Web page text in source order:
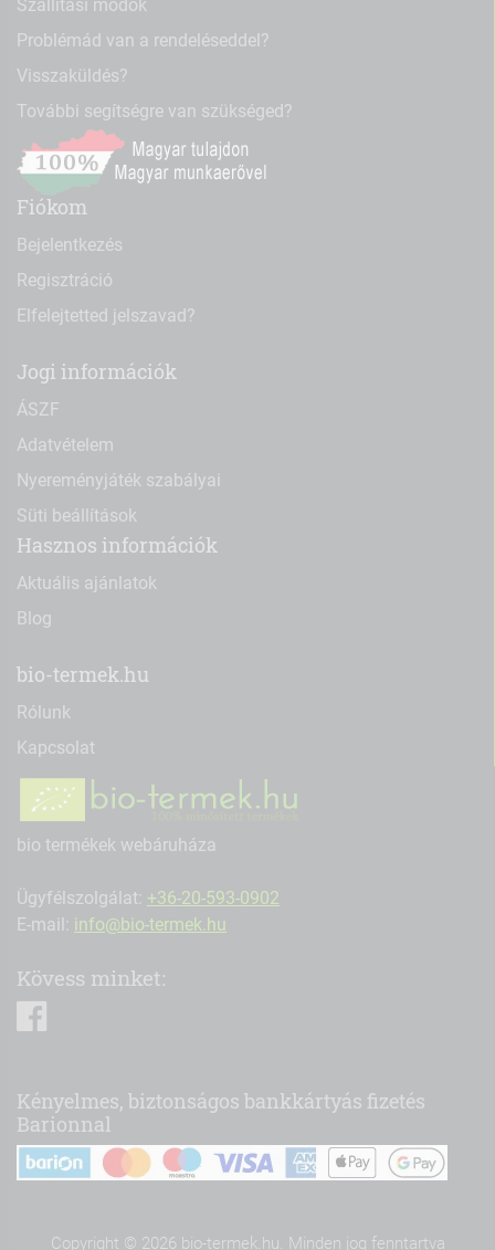
Szállítási módok
Problémád van a rendeléseddel?
Visszaküldés?
További segítségre van szükséged?
Fiókom
Bejelentkezés
Regisztráció
Elfelejtetted jelszavad?
Jogi információk
ÁSZF
Adatvételem
Nyereményjáték szabályai
Süti beállítások
Hasznos információk
Aktuális ajánlatok
Blog
bio-termek.hu
Rólunk
Kapcsolat
bio termékek webáruháza
Ügyfélszolgálat: +36-20-593-0902
E-mail: info@bio-termek.hu
Kövess minket:
Kényelmes, biztonságos bankkártyás fizetés
Barionnal
Copyright © 2026 bio-termek.hu. Minden jog fenntartva